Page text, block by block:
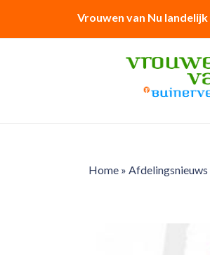
Vrouwen van Nu landelijk
Home» Afdelingsnieuws